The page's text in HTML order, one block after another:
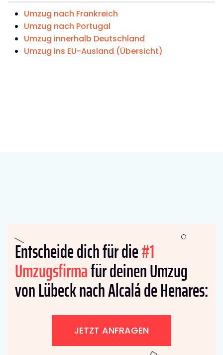
Umzug nach Frankreich
Umzug nach Portugal
Umzug innerhalb Deutschland
Umzug ins EU-Ausland (Übersicht)
Entscheide dich für die#1
Umzugsfirmafür deinen Umzug
von Lübeck nach Alcalá de Henares:
JETZT ANFRAGEN